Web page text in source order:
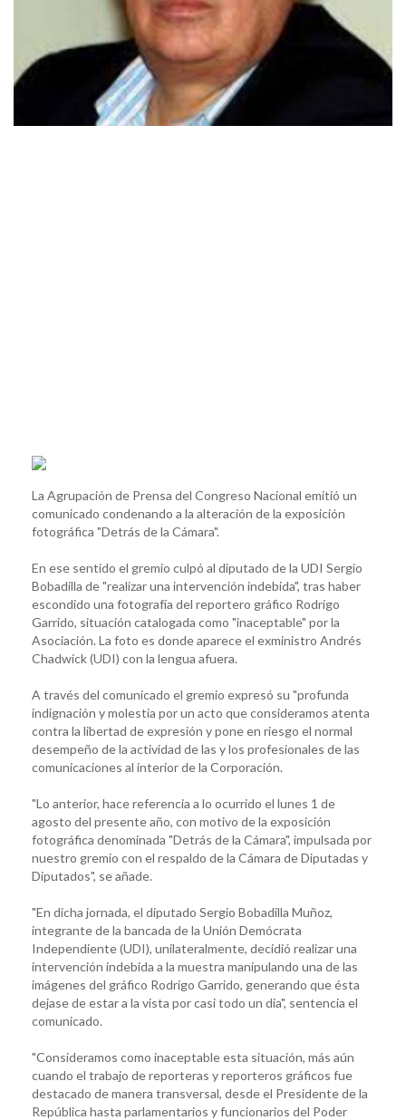
La Agrupación de Prensa del Congreso Nacional emitió un
comunicado condenando a la alteración de la exposición
fotográfica "Detrás de la Cámara".
En ese sentido el gremio culpó al diputado de la UDI Sergio
Bobadilla de "realizar una intervención indebida", tras haber
escondido una fotografía del reportero gráfico Rodrigo
Garrido, situación catalogada como "inaceptable" por la
Asociación. La foto es donde aparece el exministro Andrés
Chadwick (UDI) con la lengua afuera.
A través del comunicado el gremio expresó su "profunda
indignación y molestia por un acto que consideramos atenta
contra la libertad de expresión y pone en riesgo el normal
desempeño de la actividad de las y los profesionales de las
comunicaciones al interior de la Corporación.
"Lo anterior, hace referencia a lo ocurrido el lunes 1 de
agosto del presente año, con motivo de la exposición
fotográfica denominada "Detrás de la Cámara", impulsada por
nuestro gremio con el respaldo de la Cámara de Diputadas y
Diputados", se añade.
"En dicha jornada, el diputado Sergio Bobadilla Muñoz,
integrante de la bancada de la Unión Demócrata
Independiente (UDI), unilateralmente, decidió realizar una
intervención indebida a la muestra manipulando una de las
imágenes del gráfico Rodrigo Garrido, generando que ésta
dejase de estar a la vista por casi todo un dia", sentencia el
comunicado.
"Consideramos como inaceptable esta situación, más aún
cuando el trabajo de reporteras y reporteros gráficos fue
destacado de manera transversal, desde el Presidente de la
República hasta parlamentarios y funcionarios del Poder